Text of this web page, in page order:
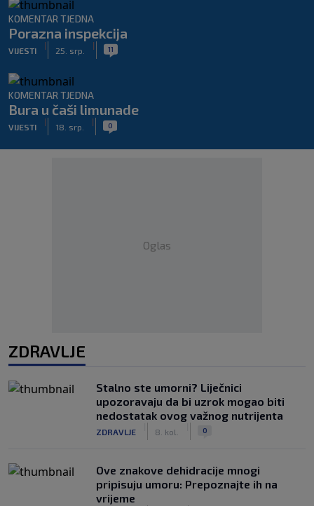
KOMENTAR TJEDNA
Porazna inspekcija
VIJESTI
|
25. srp.
| 11
KOMENTAR TJEDNA
Bura u čaši limunade
VIJESTI
|
18. srp.
| 0
Oglas
ZDRAVLJE
Stalno ste umorni? Liječnici
upozoravaju da bi uzrok mogao biti
nedostatak ovog važnog nutrijenta
ZDRAVLJE 8. kol. 0
Ove znakove dehidracije mnogi
pripisuju umoru: Prepoznajte ih na
vrijeme